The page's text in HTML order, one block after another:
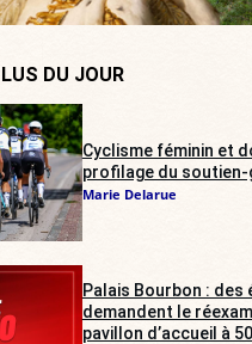
DU JOUR
Cyclisme féminin et
profilage du
Marie Delarue
Palais Bourbon : des
demandent le
pavillon d’accueil à